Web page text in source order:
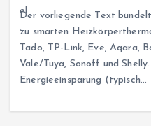
Der vorliegende Text
zu smarten
Tado, TP-Link, Eve, Aqara,
Vale/Tuya, Sonoff und
Energieeinsparung (typisch…